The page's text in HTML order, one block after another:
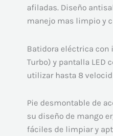
afiladas. Diseño
manejo mas limpio y
Batidora eléctrica con
Turbo) y pantalla LED
utilizar hasta 8
Pie desmontable de
su diseño de mango
fáciles de limpiar y